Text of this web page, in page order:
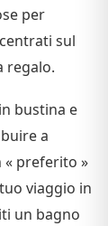
per
sul
regalo.
bustina e
a
« preferito »
viaggio in
un bagno